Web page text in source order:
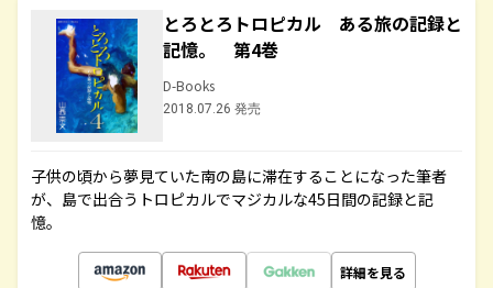
とろとろトロピカル ある旅の記録と
記憶。 第4巻
D-Books
2018.07.26 発売
子供の頃から夢見ていた南の島に滞在することになった筆者
が、島で出合うトロピカルでマジカルな45日間の記録と記
憶。
詳細を見る